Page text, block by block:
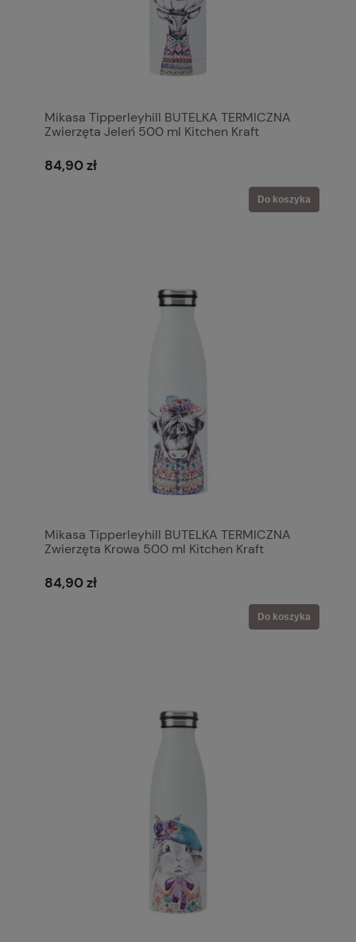
Mikasa Tipperleyhill BUTELKA TERMICZNA
Zwierzęta Jeleń 500 ml Kitchen Kraft
84,90 zł
Do koszyka
Mikasa Tipperleyhill BUTELKA TERMICZNA
Zwierzęta Krowa 500 ml Kitchen Kraft
84,90 zł
Do koszyka